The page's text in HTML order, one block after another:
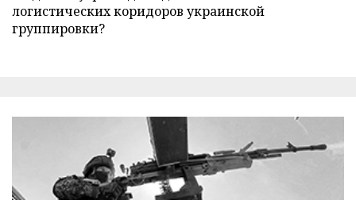
логистических коридоров украинской
группировки?